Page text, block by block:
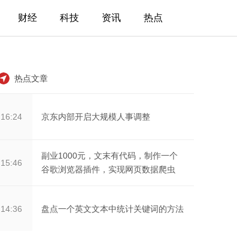
财经 科技 资讯 热点
热点文章
16:24 京东内部开启大规模人事调整
15:46
副业1000元，文末有代码，制作一个
谷歌浏览器插件，实现网页数据爬虫
14:36 盘点一个英文文本中统计关键词的方法